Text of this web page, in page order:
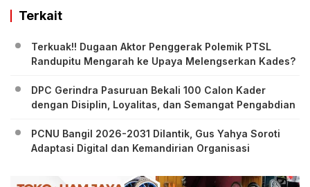
Terkait
Terkuak!! Dugaan Aktor Penggerak Polemik PTSL
Randupitu Mengarah ke Upaya Melengserkan Kades?
DPC Gerindra Pasuruan Bekali 100 Calon Kader
dengan Disiplin, Loyalitas, dan Semangat Pengabdian
PCNU Bangil 2026-2031 Dilantik, Gus Yahya Soroti
Adaptasi Digital dan Kemandirian Organisasi